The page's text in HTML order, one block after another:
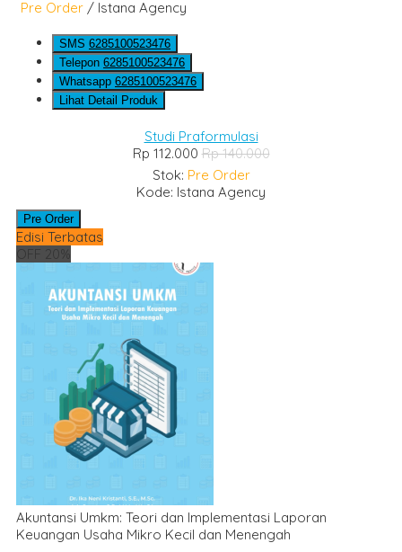
Pre Order / Istana Agency
SMS 6285100523476
Telepon 6285100523476
Whatsapp 6285100523476
Lihat Detail Produk
Studi Praformulasi
Rp 112.000Rp 140.000
Stok: Pre Order
Kode: Istana Agency
Pre Order
Edisi Terbatas
OFF 20%
Akuntansi Umkm: Teori dan Implementasi Laporan
Keuangan Usaha Mikro Kecil dan Menengah